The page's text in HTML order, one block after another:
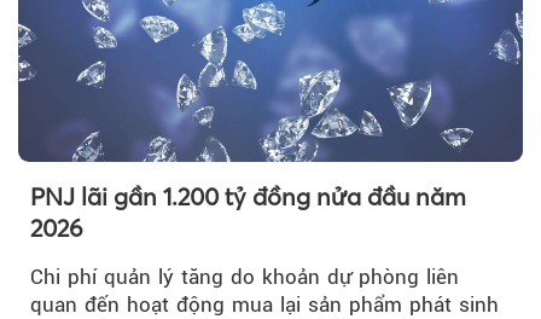
PNJ lãi gần 1.200 tỷ đồng nửa đầu năm
2026
Chi phí quản lý tăng do khoản dự phòng liên
quan đến hoạt động mua lại sản phẩm phát sinh